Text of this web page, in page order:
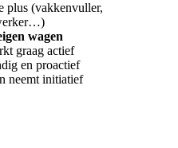
plus (vakkenvuller,
wagen
graag actief
en proactief
neemt initiatief